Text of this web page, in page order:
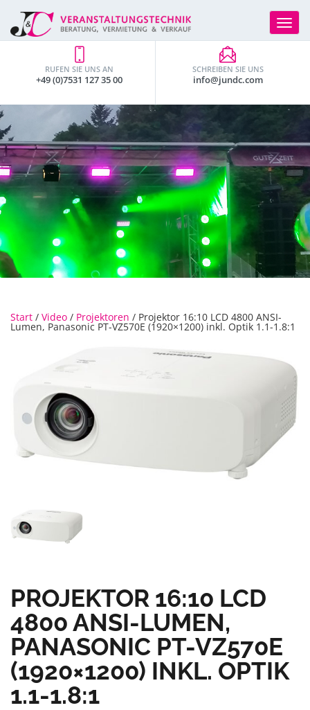
Toggle
SCHREIBEN SIE UNS
info@jundc.com
RUFEN SIE UNS AN
+49 (0)7531 127 35 00
Start / Video / Projektoren / Projektor 16:10 LCD 4800 ANSI-
Lumen, Panasonic PT-VZ570E (1920×1200) inkl. Optik 1.1-1.8:1
PROJEKTOR 16:10 LCD
4800 ANSI-LUMEN,
PANASONIC PT-VZ570E
(1920×1200) INKL. OPTIK
1.1-1.8:1